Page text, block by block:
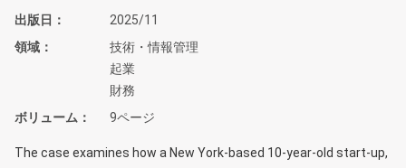
出版日
2025/11
領域
技術・情報管理
起業
財務
ボリューム
9ページ
The case examines how a New York-based 10-year-old start-up,